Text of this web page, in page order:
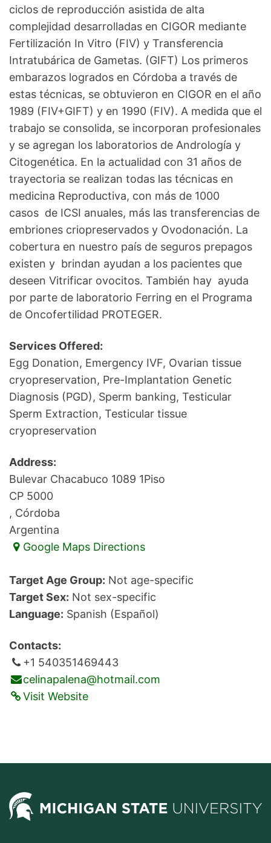
ciclos de reproducción asistida de alta
complejidad desarrolladas en CIGOR mediante
Fertilización In Vitro (FIV) y Transferencia
Intratubárica de Gametas. (GIFT) Los primeros
embarazos logrados en Córdoba a través de
estas técnicas, se obtuvieron en CIGOR en el año
1989 (FIV+GIFT) y en 1990 (FIV). A medida que el
trabajo se consolida, se incorporan profesionales
y se agregan los laboratorios de Andrología y
Citogenética. En la actualidad con 31 años de
trayectoria se realizan todas las técnicas en
medicina Reproductiva, con más de 1000
casos de ICSI anuales, más las transferencias de
embriones criopreservados y Ovodonación. La
cobertura en nuestro país de seguros prepagos
existen y brindan ayudan a los pacientes que
deseen Vitrificar ovocitos. También hay ayuda
por parte de laboratorio Ferring en el Programa
de Oncofertilidad PROTEGER.
Services Offered:
Egg Donation, Emergency IVF, Ovarian tissue
cryopreservation, Pre-Implantation Genetic
Diagnosis (PGD), Sperm banking, Testicular
Sperm Extraction, Testicular tissue
cryopreservation
Address:
Bulevar Chacabuco 1089 1Piso
CP 5000
, Córdoba
Argentina
Google Maps Directions
Target Age Group: Not age-specific
Target Sex: Not sex-specific
Language: Spanish (Español)
Contacts:
+1 540351469443
celinapalena@hotmail.com
Visit Website